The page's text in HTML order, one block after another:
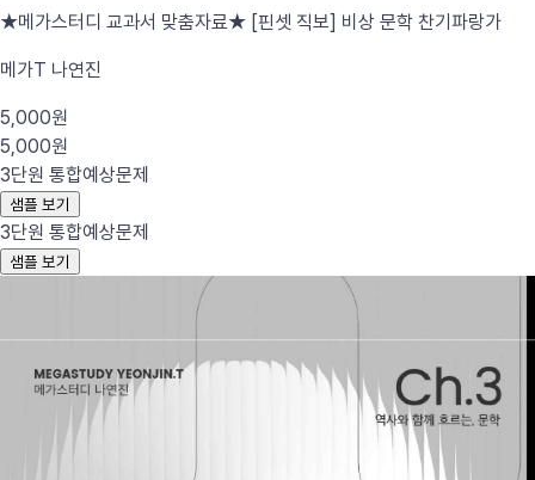
★메가스터디 교과서 맞춤자료★ [핀셋 직보] 비상 문학 찬기파랑가
메가T 나연진
5,000원
5,000원
3단원 통합예상문제
샘플 보기
3단원 통합예상문제
샘플 보기